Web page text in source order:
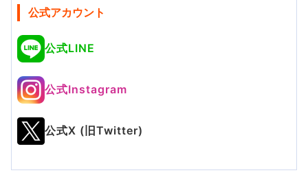
公式アカウント
公式LINE
公式Instagram
公式X (旧Twitter)